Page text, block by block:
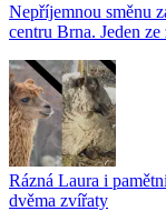
Nepříjemnou směnu
centru Brna. Jeden
Rázná Laura i
dvěma zvířaty